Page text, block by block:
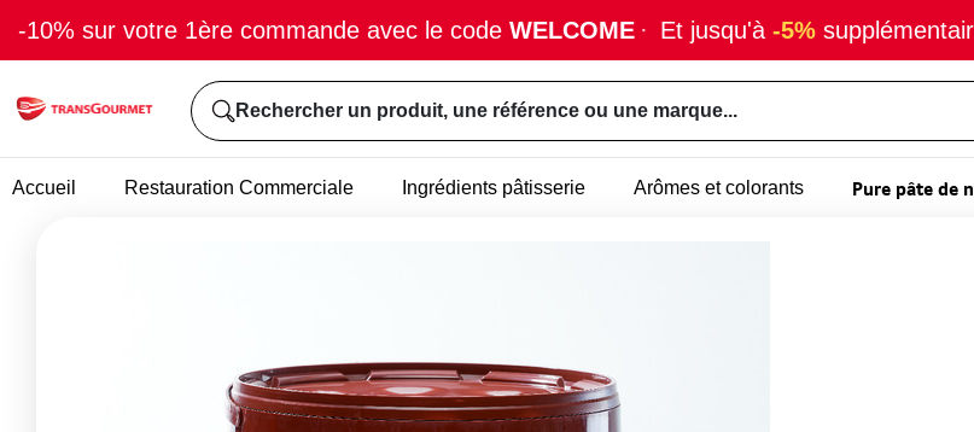
-10% sur votre 1ère commande avec le code WELCOME · Et jusqu'à -5%
Rechercher un produit, une référence ou une marque...
Accueil Restauration Commerciale Ingrédients pâtisserie Arômes et colorants Pure pâte de